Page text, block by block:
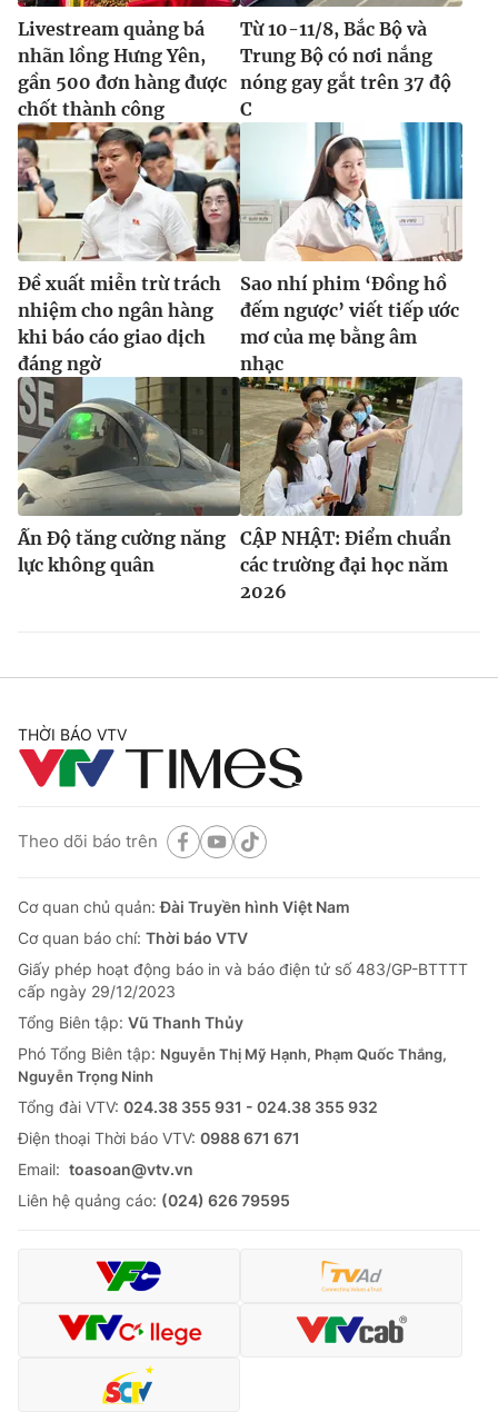
Livestream quảng bá
nhãn lồng Hưng Yên,
gần 500 đơn hàng được
chốt thành công
Từ 10-11/8, Bắc Bộ và
Trung Bộ có nơi nắng
nóng gay gắt trên 37 độ
C
Đề xuất miễn trừ trách
nhiệm cho ngân hàng
khi báo cáo giao dịch
đáng ngờ
Sao nhí phim ‘Đồng hồ
đếm ngược’ viết tiếp ước
mơ của mẹ bằng âm
nhạc
Ấn Độ tăng cường năng
lực không quân
CẬP NHẬT: Điểm chuẩn
các trường đại học năm
2026
THỜI BÁO VTV
Theo dõi báo trên
Cơ quan chủ quản:Đài Truyền hình Việt Nam
Cơ quan báo chí: Thời báo VTV
Giấy phép hoạt động báo in và báo điện tử số 483/GP-BTTTT
cấp ngày 29/12/2023
Tổng Biên tập: Vũ Thanh Thủy
Phó Tổng Biên tập: Nguyễn Thị Mỹ Hạnh, Phạm Quốc Thắng,
Nguyễn Trọng Ninh
Tổng đài VTV: 024.38 355 931 - 024.38 355 932
Ðiện thoại Thời báo VTV: 0988 671 671
Email: toasoan@vtv.vn
Liên hệ quảng cáo: (024) 626 79595